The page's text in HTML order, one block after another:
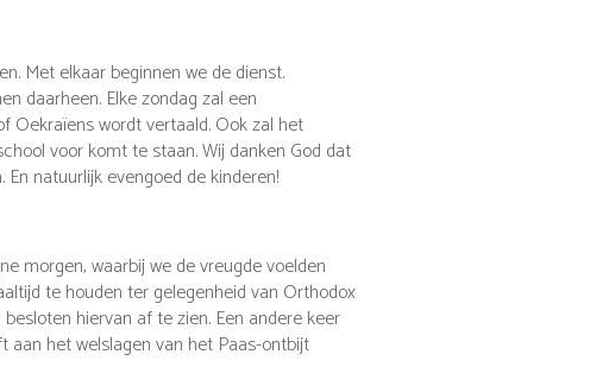
Met elkaar beginnen we de dienst.
daarheen. Elke zondag zal een
Oekraïens wordt vertaald. Ook zal het
voor komt te staan. Wij danken God dat
natuurlijk evengoed de kinderen!
morgen, waarbij we de vreugde voelden
te houden ter gelegenheid van Orthodox
hiervan af te zien. Een andere keer
aan het welslagen van het Paas-ontbijt